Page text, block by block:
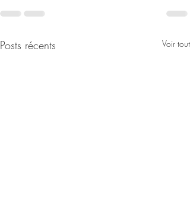
Posts récents Voir tout